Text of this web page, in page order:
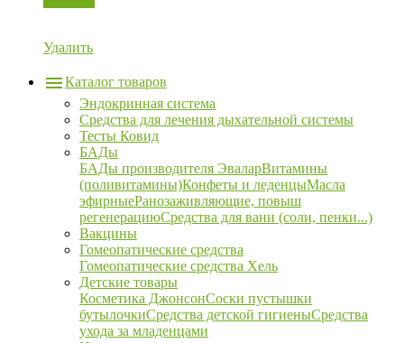
Удалить
Каталог товаров
Эндокринная система
Средства для лечения дыхательной системы
Тесты Ковид
БАДы
БАДы производителя ЭваларВитамины
(поливитамины)Конфеты и леденцыМасла
эфирныеРанозаживляющие, повыш
регенерациюСредства для ванн (соли, пенки...)
Вакцины
Гомеопатические средства
Гомеопатические средства Хель
Детские товары
Косметика ДжонсонСоски пустышки
бутылочкиСредства детской гигиеныСредства
ухода за младенцами